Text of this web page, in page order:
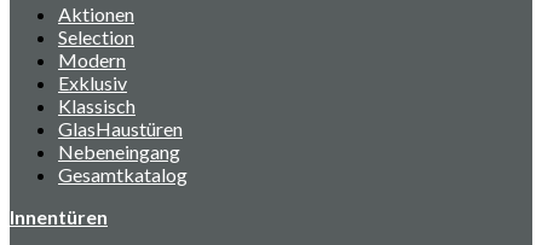
Aktionen
Selection
Modern
Exklusiv
Klassisch
GlasHaustüren
Nebeneingang
Gesamtkatalog
Innentüren